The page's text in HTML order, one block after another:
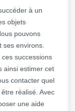
à un
objets
pouvons
environs.
successions
ainsi estimer cet
contacter quel
réalisé. Avec
une aide